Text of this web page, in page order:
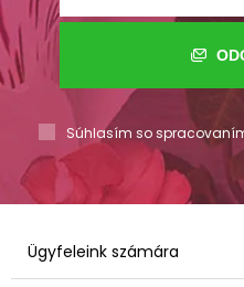
Súhlasím so
Ügyfeleink számára